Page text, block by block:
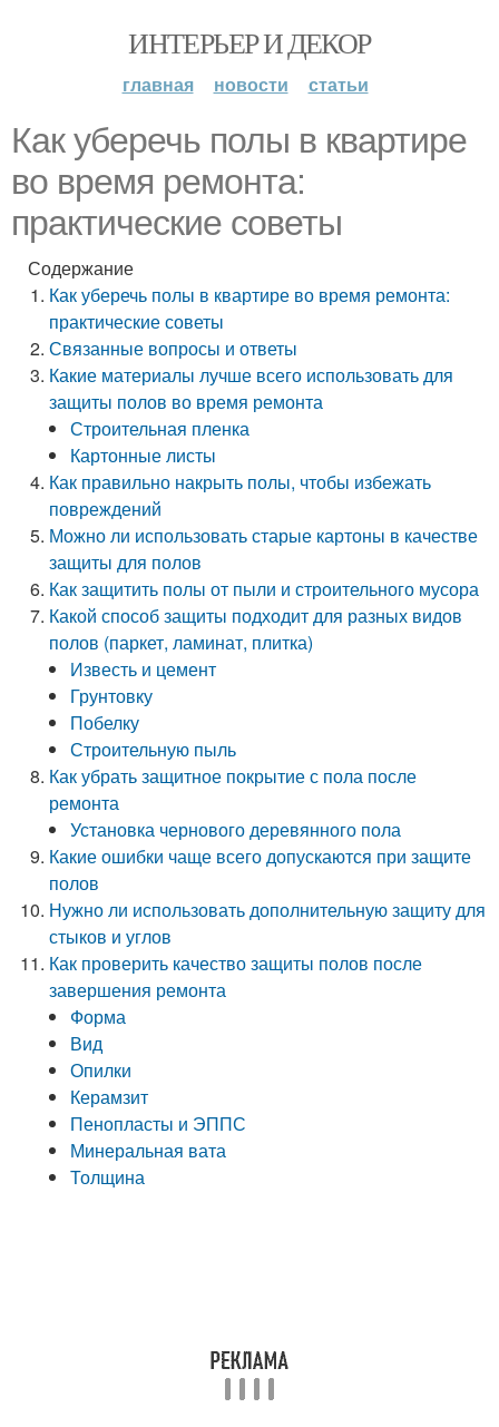
ИНТЕРЬЕР И ДЕКОР
главная новости статьи
Как уберечь полы в квартире
во время ремонта:
практические советы
Содержание
Как уберечь полы в квартире во время ремонта:
практические советы
Связанные вопросы и ответы
Какие материалы лучше всего использовать для
защиты полов во время ремонта
Строительная пленка
Картонные листы
Как правильно накрыть полы, чтобы избежать
повреждений
Можно ли использовать старые картоны в качестве
защиты для полов
Как защитить полы от пыли и строительного мусора
Какой способ защиты подходит для разных видов
полов (паркет, ламинат, плитка)
Известь и цемент
Грунтовку
Побелку
Строительную пыль
Как убрать защитное покрытие с пола после
ремонта
Установка чернового деревянного пола
Какие ошибки чаще всего допускаются при защите
полов
Нужно ли использовать дополнительную защиту для
стыков и углов
Как проверить качество защиты полов после
завершения ремонта
Форма
Вид
Опилки
Керамзит
Пенопласты и ЭППС
Минеральная вата
Толщина